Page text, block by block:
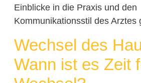
Einblicke in die Praxis und den
Kommunikationsstil des Arztes
Wechsel des
Wann ist es Zeit